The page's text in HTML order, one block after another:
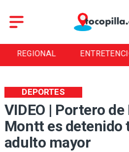
ENTRETENCIÓN
VIDEO | Portero
Montt es detenido
adulto mayor
DEPORTES